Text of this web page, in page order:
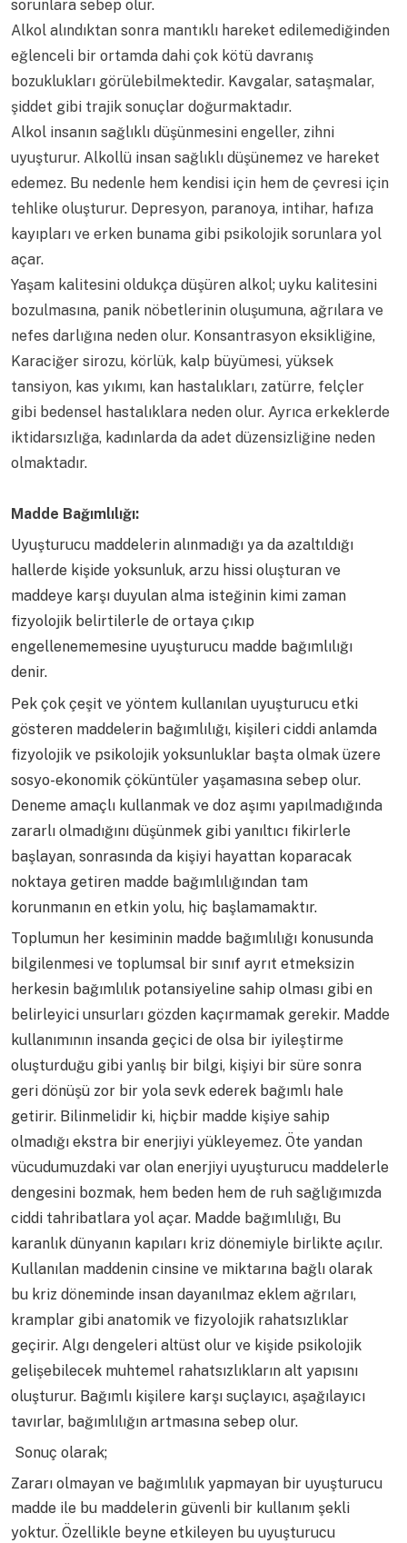
sorunlara sebep olur.
Alkol alındıktan sonra mantıklı hareket edilemediğinden
eğlenceli bir ortamda dahi çok kötü davranış
bozuklukları görülebilmektedir. Kavgalar, sataşmalar,
şiddet gibi trajik sonuçlar doğurmaktadır.
Alkol insanın sağlıklı düşünmesini engeller, zihni
uyuşturur. Alkollü insan sağlıklı düşünemez ve hareket
edemez. Bu nedenle hem kendisi için hem de çevresi için
tehlike oluşturur. Depresyon, paranoya, intihar, hafıza
kayıpları ve erken bunama gibi psikolojik sorunlara yol
açar.
Yaşam kalitesini oldukça düşüren alkol; uyku kalitesini
bozulmasına, panik nöbetlerinin oluşumuna, ağrılara ve
nefes darlığına neden olur. Konsantrasyon eksikliğine,
Karaciğer sirozu, körlük, kalp büyümesi, yüksek
tansiyon, kas yıkımı, kan hastalıkları, zatürre, felçler
gibi bedensel hastalıklara neden olur. Ayrıca erkeklerde
iktidarsızlığa, kadınlarda da adet düzensizliğine neden
olmaktadır.
Madde Bağımlılığı:
Uyuşturucu maddelerin alınmadığı ya da azaltıldığı
hallerde kişide yoksunluk, arzu hissi oluşturan ve
maddeye karşı duyulan alma isteğinin kimi zaman
fizyolojik belirtilerle de ortaya çıkıp
engellenememesine uyuşturucu madde bağımlılığı
denir.
Pek çok çeşit ve yöntem kullanılan uyuşturucu etki
gösteren maddelerin bağımlılığı, kişileri ciddi anlamda
fizyolojik ve psikolojik yoksunluklar başta olmak üzere
sosyo-ekonomik çöküntüler yaşamasına sebep olur.
Deneme amaçlı kullanmak ve doz aşımı yapılmadığında
zararlı olmadığını düşünmek gibi yanıltıcı fikirlerle
başlayan, sonrasında da kişiyi hayattan koparacak
noktaya getiren madde bağımlılığından tam
korunmanın en etkin yolu, hiç başlamamaktır.
Toplumun her kesiminin madde bağımlılığı konusunda
bilgilenmesi ve toplumsal bir sınıf ayrıt etmeksizin
herkesin bağımlılık potansiyeline sahip olması gibi en
belirleyici unsurları gözden kaçırmamak gerekir. Madde
kullanımının insanda geçici de olsa bir iyileştirme
oluşturduğu gibi yanlış bir bilgi, kişiyi bir süre sonra
geri dönüşü zor bir yola sevk ederek bağımlı hale
getirir. Bilinmelidir ki, hiçbir madde kişiye sahip
olmadığı ekstra bir enerjiyi yükleyemez. Öte yandan
vücudumuzdaki var olan enerjiyi uyuşturucu maddelerle
dengesini bozmak, hem beden hem de ruh sağlığımızda
ciddi tahribatlara yol açar. Madde bağımlılığı, Bu
karanlık dünyanın kapıları kriz dönemiyle birlikte açılır.
Kullanılan maddenin cinsine ve miktarına bağlı olarak
bu kriz döneminde insan dayanılmaz eklem ağrıları,
kramplar gibi anatomik ve fizyolojik rahatsızlıklar
geçirir. Algı dengeleri altüst olur ve kişide psikolojik
gelişebilecek muhtemel rahatsızlıkların alt yapısını
oluşturur. Bağımlı kişilere karşı suçlayıcı, aşağılayıcı
tavırlar, bağımlılığın artmasına sebep olur.
Sonuç olarak;
Zararı olmayan ve bağımlılık yapmayan bir uyuşturucu
madde ile bu maddelerin güvenli bir kullanım şekli
yoktur. Özellikle beyne etkileyen bu uyuşturucu